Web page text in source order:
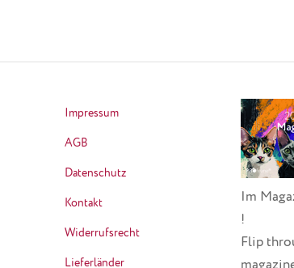
Impressum
AGB
Datenschutz
Kontakt
Widerrufsrecht
Lieferländer
Im
!
Flip